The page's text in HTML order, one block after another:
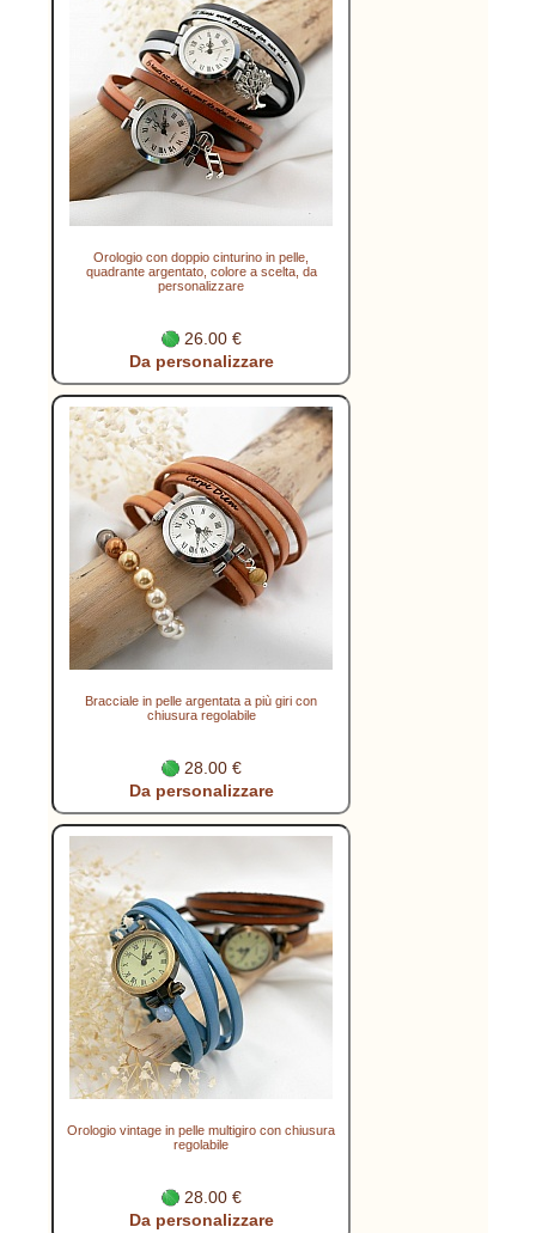
Orologio con doppio cinturino in pelle,
quadrante argentato, colore a scelta, da
personalizzare
26.00 €
Da personalizzare
Bracciale in pelle argentata a più giri con
chiusura regolabile
28.00 €
Da personalizzare
Orologio vintage in pelle multigiro con chiusura
regolabile
28.00 €
Da personalizzare